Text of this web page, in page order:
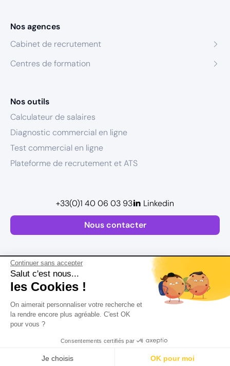
Continuer sans accepter
Salut c'est nous...
les Cookies !
On aimerait personnaliser votre recherche et
la rendre encore plus agréable. C'est OK
pour vous ?
Consentements certifiés par
Je choisis OK pour moi
Nos agences
Cabinet de recrutement
Centres de formation
Nos outils
Calculateur de salaires
Diagnostic commercial en ligne
Test commercial en ligne
Plateforme de recrutement et ATS
Nous contacter
+33(0)1 40 06 03 93 Linkedin
Plan de site
Mentions légales
Conditions Générales d’Utilisation
Version actualisée en
2026
Rechercher